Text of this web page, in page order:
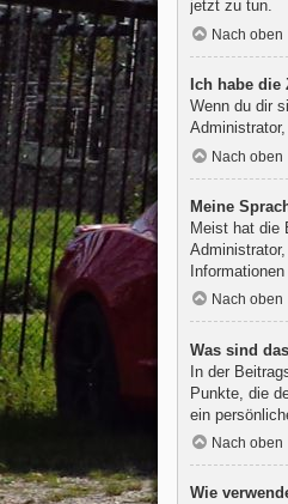
jetzt zu tun.
Nach oben
Ich habe
Wenn du dir
Nach oben
Meine
Meist hat die
Nach oben
Was sind
In der
Punkte, die
ein
Nach oben
Wie